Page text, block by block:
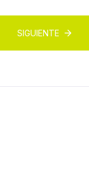
SIGUIENTE